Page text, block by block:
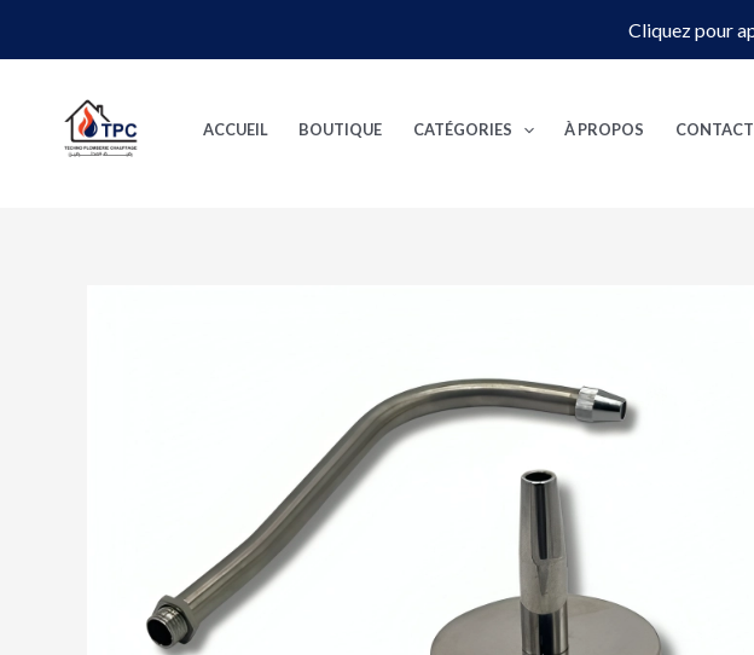
Cliquez pour
ACCUEIL BOUTIQUE CATÉGORIES À PROPOS CONTACT